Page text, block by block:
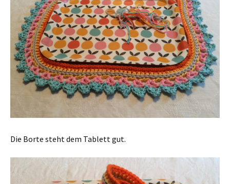
Die Borte steht dem Tablett gut.